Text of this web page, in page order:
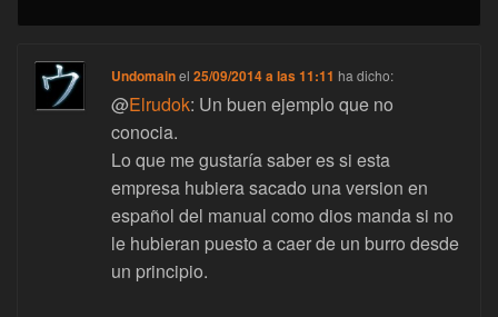
Undomainel25/09/2014 a las 11:11 ha dicho:
@Elrudok: Un buen ejemplo que no
conocia.
Lo que me gustaría saber es si esta
empresa hubiera sacado una version en
español del manual como dios manda si no
le hubieran puesto a caer de un burro desde
un principio.